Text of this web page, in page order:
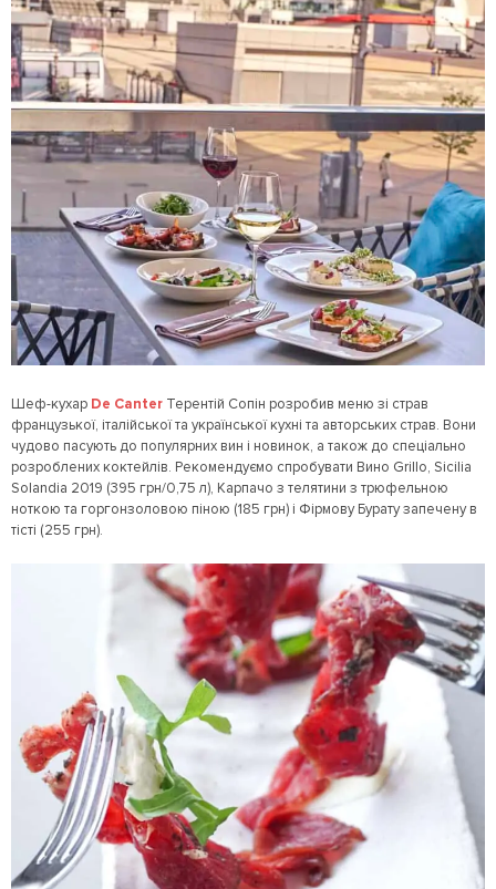
Шеф-кухар De Canter Терентій Сопін розробив меню зі страв
французької, італійської та української кухні та авторських страв. Вони
чудово пасують до популярних вин і новинок, а також до спеціально
розроблених коктейлів. Рекомендуємо спробувати Вино Grillo, Sicilia
Solandia 2019 (395 грн/0,75 л), Карпачо з телятини з трюфельною
ноткою та горгонзоловою піною (185 грн) і Фірмову Бурату запечену в
тісті (255 грн).